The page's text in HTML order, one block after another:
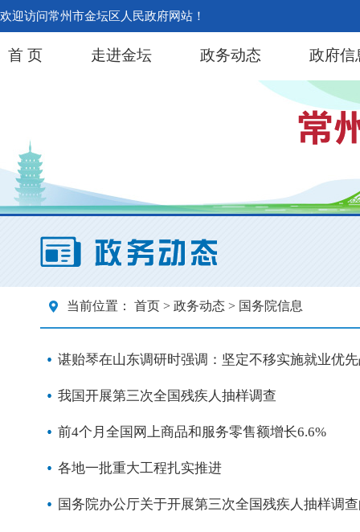
欢迎访问常州市金坛区人民政府网站！
首 页 走进金坛 政务动态 政府信
当前位置： 首页 > 政务动态 > 国务院信息
谌贻琴在山东调研时强调：坚定不移实施就业优
我国开展第三次全国残疾人抽样调查
前4个月全国网上商品和服务零售额增长6.6%
各地一批重大工程扎实推进
国务院办公厅关于开展第三次全国残疾人抽样调